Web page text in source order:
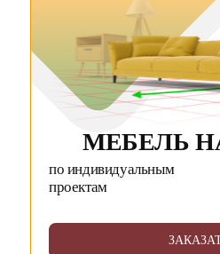
МЕБЕЛЬ
по индивидуальным
проектам